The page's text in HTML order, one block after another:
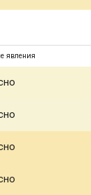
явления